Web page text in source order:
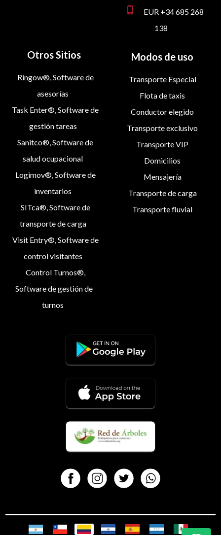
phone_iphone
EUR +34 685 268
138
Modos de uso
Transporte Especial
Flota de taxis
Conductor elegido
Transporte exclusivo
Transporte VIP
Domicilios
Mensajería
Transporte de carga
Transporte fluvial
Otros Sitios
Ringow®, Software de
asesorías
Task Enter®, Software de
gestión tareas
Sanitco®, Software de
salud ocupacional
Logimov®, Software de
inventarios
SITca®, Software de
transporte de carga
Visit Entry®, Software de
control visitantes
Control Turnos®,
Software de gestión de
turnos